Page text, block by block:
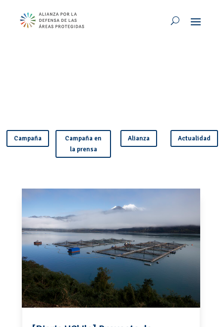
Campaña
Campaña en
la prensa
Alianza Actualidad